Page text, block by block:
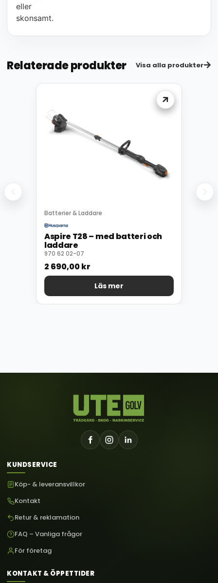
eller
skonsamt.
Relaterade produkter Visa alla produkter
Batterier & Laddare
Aspire T28 – med batteri och
laddare
970 62 02-07
2 690,00kr
Läs mer
KUNDSERVICE
Köp- & leveransvillkor
Kontakt
Retur & reklamation
FAQ – Vanliga frågor
För företag
KONTAKT & ÖPPETTIDER